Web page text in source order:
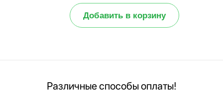
Добавить в корзину
Различные способы оплаты!